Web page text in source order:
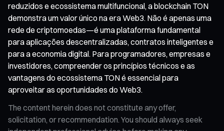
reduzidos e ecossistema multifuncional, a blockchain TON
demonstra um valor único na era Web3. Não é apenas uma
rede de criptomoedas—é uma plataforma fundamental
para aplicações descentralizadas, contratos inteligentes e
para a economia digital. Para programadores, empresas e
investidores, compreender os princípios técnicos e as
vantagens do ecossistema TON é essencial para
aproveitar as oportunidades do Web3.
The content herein does not constitute any offer,
solicitation, or recommendation. You should always seek